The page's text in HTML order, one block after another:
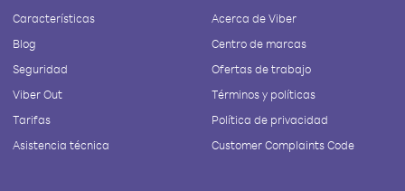
Características
Blog
Seguridad
Viber Out
Tarifas
Asistencia técnica
Acerca de Viber
Centro de marcas
Ofertas de trabajo
Términos y políticas
Política de privacidad
Customer Complaints Code